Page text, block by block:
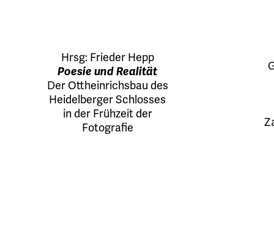
Hrsg: Frieder Hepp
Poesie und Realität
Der Ottheinrichsbau des
Heidelberger Schlosses
in der Frühzeit der
Fotografie